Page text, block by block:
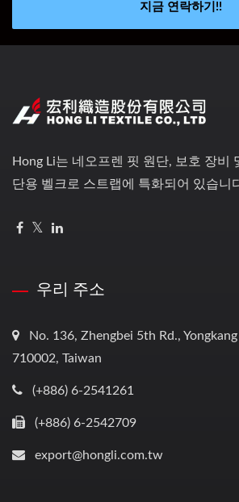
지금 연락하기!!
Hong Li는 네오프렌 핏 원단, 보호 장비
단용 벨크로 스트랩에 특화되어 있습니
우리 주소
No. 136, Zhengbei 5th Rd.,
710002, Taiwan
(+886) 6-2541261
(+886) 6-2542709
export@hongli.com.tw